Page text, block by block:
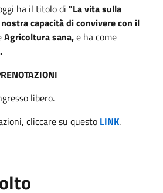
ha il titolo di "La vita sulla
capacità di convivere con il
Agricoltura sana,e ha come
libero.
cliccare su questo LINK.